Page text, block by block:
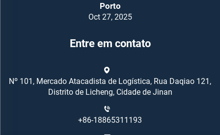
Porto
Oct 27, 2025
Entre em contato
Nº 101, Mercado Atacadista de Logística, Rua Daqiao 121,
Distrito de Licheng, Cidade de Jinan
+86-18865311193